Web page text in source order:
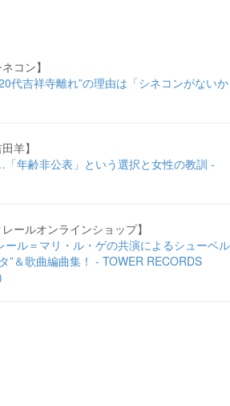
コン】
代吉祥寺離れ”の理由は「シネコンがないか
羊】
年齢非公表」という選択と女性の教訓 -
ールオンラインショップ】
ール＝マリ・ル・ゲの共演によるシューベル
”＆歌曲編曲集！ - TOWER RECORDS